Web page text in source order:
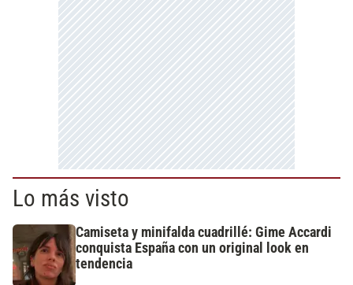
Lo más visto
Camiseta y minifalda cuadrillé: Gime Accardi
conquista España con un original look en
tendencia